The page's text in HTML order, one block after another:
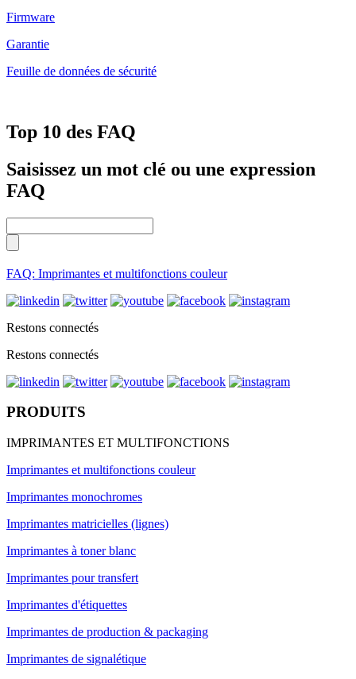
Firmware
Garantie
Feuille de données de sécurité
Top 10 des FAQ
Saisissez un mot clé ou une expression
FAQ
FAQ: Imprimantes et multifonctions couleur
Restons connectés
Restons connectés
PRODUITS
IMPRIMANTES ET MULTIFONCTIONS
Imprimantes et multifonctions couleur
Imprimantes monochromes
Imprimantes matricielles (lignes)
Imprimantes à toner blanc
Imprimantes pour transfert
Imprimantes d'étiquettes
Imprimantes de production & packaging
Imprimantes de signalétique